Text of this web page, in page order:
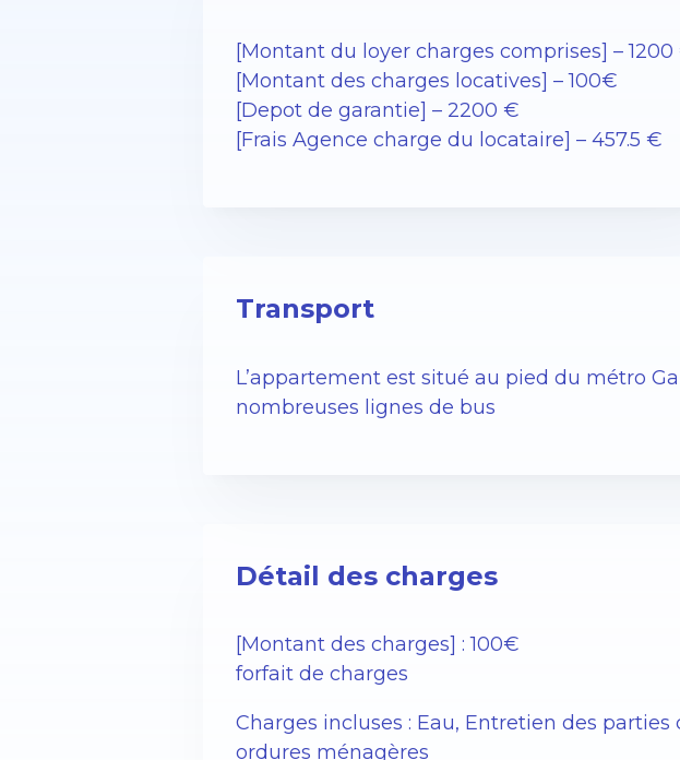
[Montant du loyer charges comprises] –
[Montant des charges locatives] – 100€
[Depot de garantie] – 2200 €
[Frais Agence charge du locataire] – 457.5 €
Transport
L’appartement est situé au pied du métro
nombreuses lignes de bus
Détail des charges
[Montant des charges] : 100€
forfait de charges
Charges incluses : Eau, Entretien des
ordures ménagères